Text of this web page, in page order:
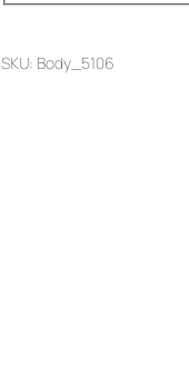
SKU: Body_5106